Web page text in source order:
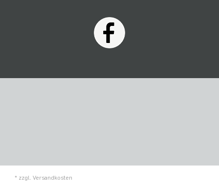
* zzgl. Versandkosten